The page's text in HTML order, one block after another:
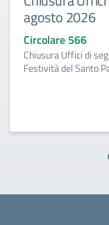
agosto 2026
Circolare 566
Chiusura Uffici di
Festività del Santo